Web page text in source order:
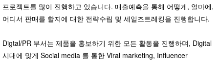
프로젝트를 많이 진행하고 있습니다. 매출예측을 통해 어떻게, 얼마에,
어디서 판매를 할지에 대한 전략수립 및 세일즈트레킹을 진행합니다.
Digtal/PR 부서는 제품을 홍보하기 위한 모든 활동을 진행하며, Digital
시대에 맞게 Social media 를 통한 Viral marketing, Influencer